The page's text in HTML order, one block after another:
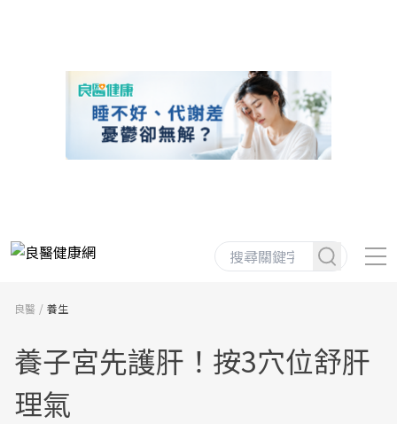
良醫 養生
養子宮先護肝！按3穴位舒肝
理氣